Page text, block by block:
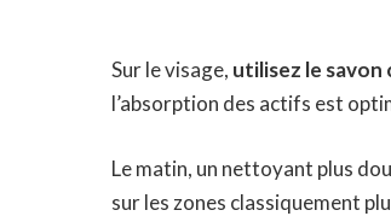
Sur le visage, utilisez le savon
l’absorption des actifs est
Le matin, un nettoyant plus
sur les zones classiquement